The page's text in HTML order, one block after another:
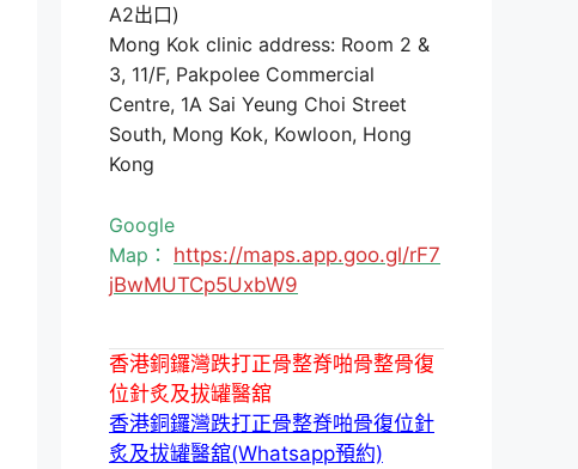
A2出口)
Mong Kok clinic address: Room 2 &
3, 11/F, Pakpolee Commercial
Centre, 1A Sai Yeung Choi Street
South, Mong Kok, Kowloon, Hong
Kong
Google
Map： https://maps.app.goo.gl/rF7
jBwMUTCp5UxbW9
香港銅鑼灣跌打正骨整脊啪骨整骨復
位針炙及拔罐醫舘
香港銅鑼灣跌打正骨整脊啪骨復位針
炙及拔罐醫舘(Whatsapp預約)